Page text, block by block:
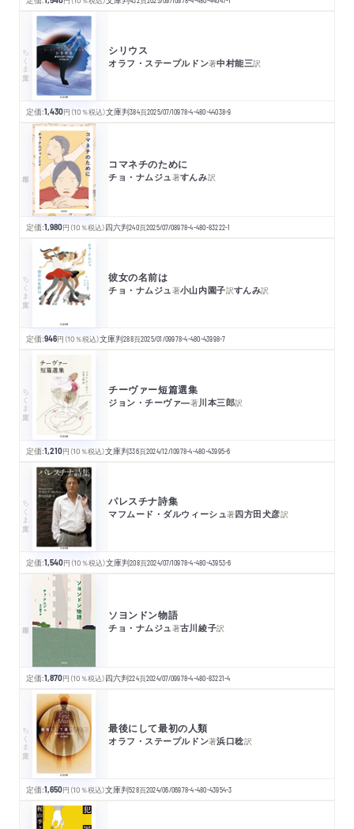
ちくま文庫 シリウス
オラフ・ステープルドン著中村能三訳
定価:1,430円 （10％税込）文庫判384頁2025/07/10978-4-480-44038-9
コマネチのために
チョ・ナムジュ著すんみ訳
定価:1,980円 （10％税込）四六判240頁2025/07/08978-4-480-83222-1
ちくま文庫 彼女の名前は
チョ・ナムジュ著小山内園子訳すんみ訳
定価:946円 （10％税込）文庫判288頁2025/01/09978-4-480-43998-7
ちくま文庫 チーヴァー短篇選集
ジョン・チーヴァ―著川本三郎訳
定価:1,210円 （10％税込）文庫判336頁2024/12/10978-4-480-43995-6
ちくま文庫 パレスチナ詩集
マフムード・ダルウィーシュ著四方田犬彦訳
定価:1,540円 （10％税込）文庫判208頁2024/07/10978-4-480-43953-6
ソヨンドン物語
チョ・ナムジュ著古川綾子訳
定価:1,870円 （10％税込）四六判224頁2024/07/09978-4-480-83221-4
ちくま文庫 最後にして最初の人類
オラフ・ステープルドン著浜口稔訳
定価:1,650円 （10％税込）文庫判528頁2024/06/06978-4-480-43954-3